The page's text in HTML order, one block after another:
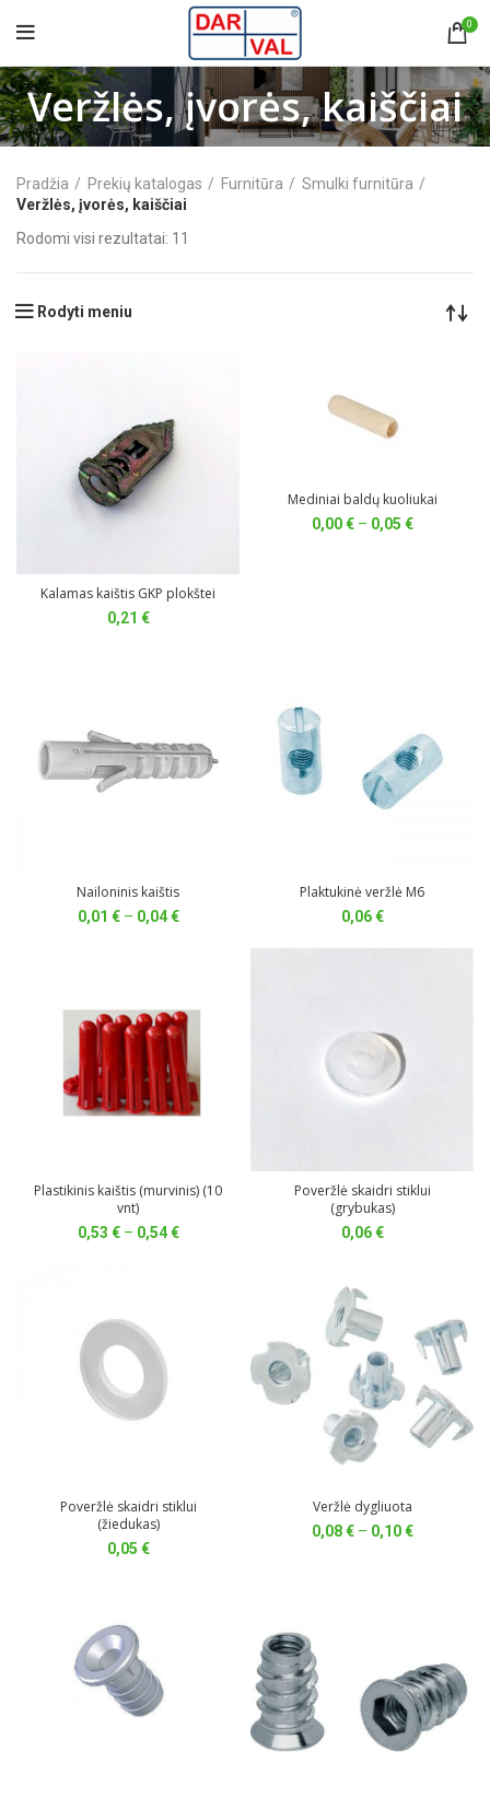
0
Veržlės, įvorės, kaiščiai
Pradžia Prekių katalogas Furnitūra
Smulki furnitūra
Veržlės, įvorės, kaiščiai
Rodomi visi rezultatai: 11
Rodyti meniu
Kalamas kaištis GKP plokštei
0,21 €
Mediniai baldų kuoliukai
0,00€ – 0,05 €Price
Nailoninis kaištis
0,01 € – 0,04€Price
Plaktukinė veržlė M6
0,06€
Plastikinis kaištis (murvinis) (10
vnt)
0,53 € – 0,54€Price
Poveržlė skaidri stiklui
(grybukas)
0,06€
Poveržlė skaidri stiklui
(žiedukas)
0,05 €
Veržlė dygliuota
0,08€ – 0,10€Price